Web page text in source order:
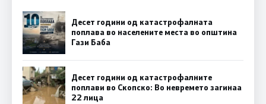
Десет години од катастрофалната
поплава во населените места во општина
Гази Баба
Десет години од катастрофалните
поплави во Скопско: Во невремето загинаа
22 лица